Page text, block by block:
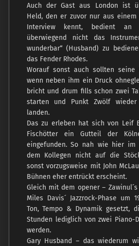
Auch der Gast aus London ist
Held, den er zuvor nur aus einem
Interview kennt, bedient an
überwiegend nicht das
wunderbar“ (Husband) zu
das Fender Rhodes.
Worauf sonst auch sollten seine
wenn neben ihm ein Druck
bricht und drum fills schon zwei
starten und Punkt Zwölf
landen.
Das zu erleben hat sich von Leif
Fischötter ein Gutteil der
eingefunden. So nah wie hier im
dem Kollegen nicht auf die
sonst vorzugsweise mit John
Bühnen eher entrückt erscheint.
Gleich mit dem opener – Zawinul´s
Miles Davis´ Jazzrock-Phase um
Ton, Tempo & Dynamik gesetzt,
Stunden lediglich von zwei Piano-
werden.
Gary Husband – das wiederum